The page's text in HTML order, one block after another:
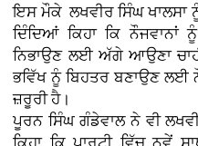
ਇਸ ਮੌਕੇ ਲਖਵੀਰ ਸਿੰਘ ਖਾਲਸਾ
ਦਿੰਦਿਆਂ ਕਿਹਾ ਕਿ ਨੌਜਵਾਨਾਂ
ਨਿਭਾਉਣ ਲਈ ਅੱਗੇ ਆਉਣਾ
ਭਵਿੱਖ ਨੂੰ ਬਿਹਤਰ ਬਣਾਉਣ ਲਈ
ਜ਼ਰੂਰੀ ਹੈ।
ਪੂਰਨ ਸਿੰਘ ਗੰਡੇਵਾਲ ਨੇ ਵੀ